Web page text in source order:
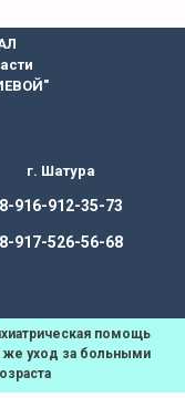
г. Шатура
8-916-912-35-73
8-917-526-56-68
помощь
же уход за больными